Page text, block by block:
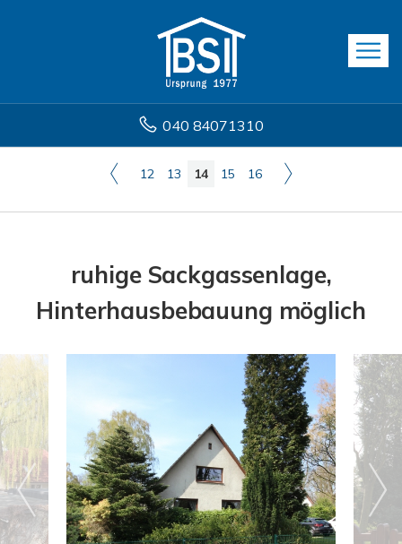
040 84071310
12 13 14 15 16
ruhige Sackgassenlage,
Hinterhausbebauung möglich